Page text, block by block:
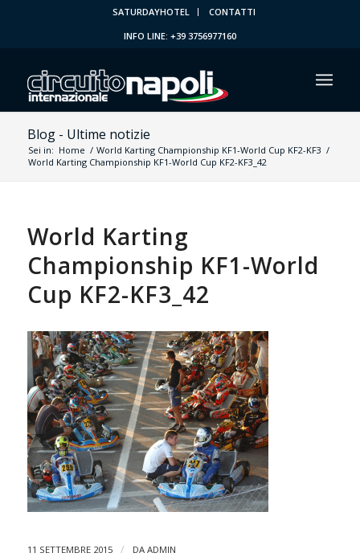
SATURDAYHOTEL
CONTATTI
INFO LINE: +39 3756977160
Blog - Ultime notizie
Sei in: Home / World Karting Championship KF1-World Cup KF2-KF3 /
World Karting Championship KF1-World Cup KF2-KF3_42
World Karting
Championship KF1-World
Cup KF2-KF3_42
11 SETTEMBRE 2015 / DA ADMIN